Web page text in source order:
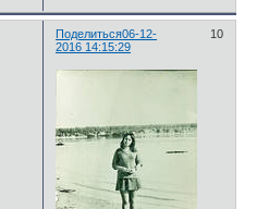
Поделиться 10
06-12-
2016 14:15:29